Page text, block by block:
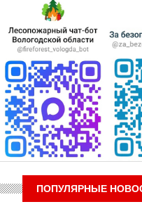
ПОПУЛЯРНЫЕ